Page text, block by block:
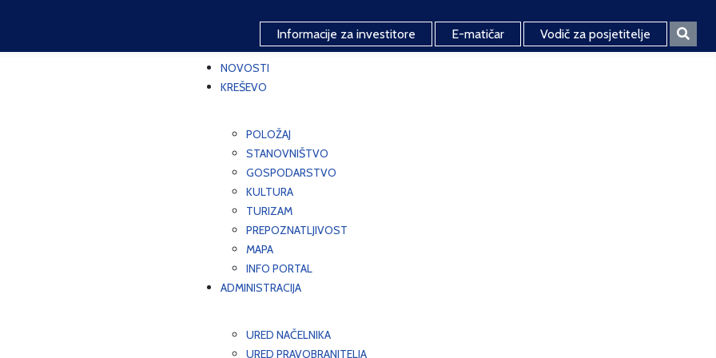
Informacije za investitore E-matičar Vodič za posjetitelje
NOVOSTI
KREŠEVO
POLOŽAJ
STANOVNIŠTVO
GOSPODARSTVO
KULTURA
TURIZAM
PREPOZNATLJIVOST
MAPA
INFO PORTAL
ADMINISTRACIJA
URED NAČELNIKA
URED PRAVOBRANITELJA